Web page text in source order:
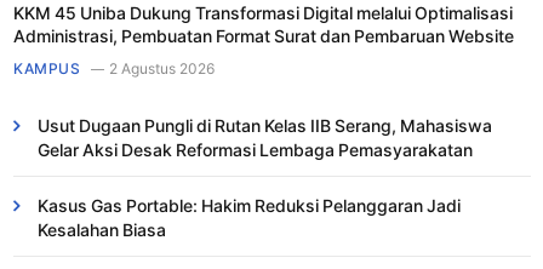
KKM 45 Uniba Dukung Transformasi Digital melalui Optimalisasi
Administrasi, Pembuatan Format Surat dan Pembaruan Website
KAMPUS 2 Agustus 2026
Usut Dugaan Pungli di Rutan Kelas IIB Serang, Mahasiswa
Gelar Aksi Desak Reformasi Lembaga Pemasyarakatan
Kasus Gas Portable: Hakim Reduksi Pelanggaran Jadi
Kesalahan Biasa ​